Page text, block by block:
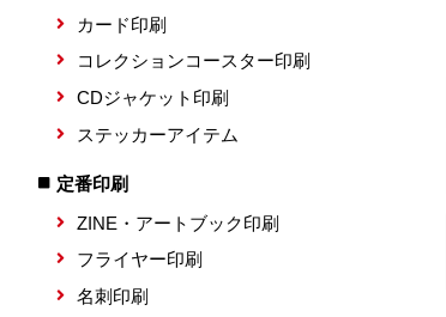
カード印刷
コレクションコースター印刷
CDジャケット印刷
ステッカーアイテム
定番印刷
ZINE・アートブック印刷
フライヤー印刷
名刺印刷